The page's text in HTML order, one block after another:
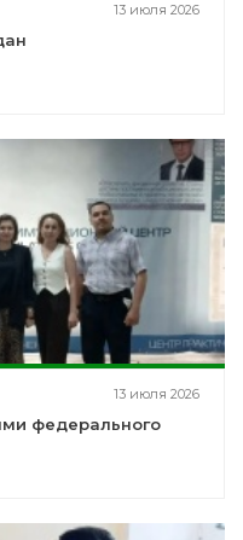
13 июля 2026
13 июля 2026
федерального